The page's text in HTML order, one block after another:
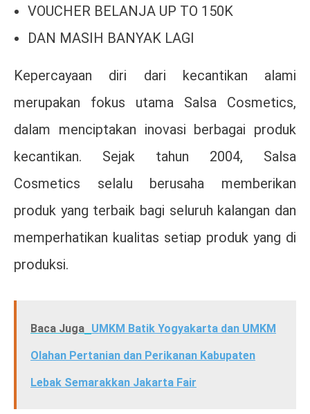
VOUCHER BELANJA UP TO 150K
DAN MASIH BANYAK LAGI
Kepercayaan diri dari kecantikan alami
merupakan fokus utama Salsa Cosmetics,
dalam menciptakan inovasi berbagai produk
kecantikan. Sejak tahun 2004, Salsa
Cosmetics selalu berusaha memberikan
produk yang terbaik bagi seluruh kalangan dan
memperhatikan kualitas setiap produk yang di
produksi.
Baca Juga UMKM Batik Yogyakarta dan UMKM
Olahan Pertanian dan Perikanan Kabupaten
Lebak Semarakkan Jakarta Fair